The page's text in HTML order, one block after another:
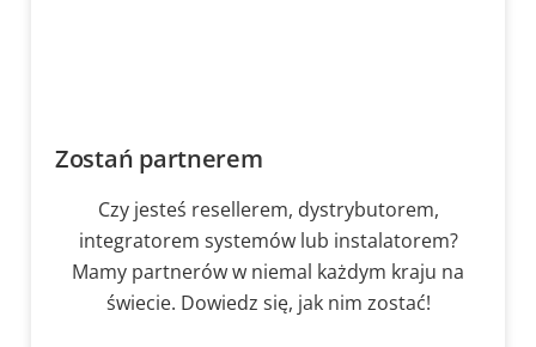
Zostań partnerem
Czy jesteś resellerem, dystrybutorem,
integratorem systemów lub instalatorem?
Mamy partnerów w niemal każdym kraju na
świecie. Dowiedz się, jak nim zostać!